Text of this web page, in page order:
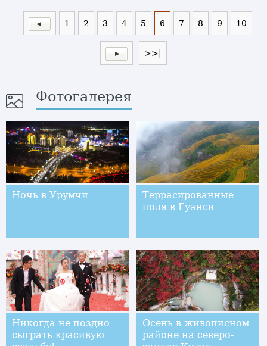
1 2 3 4 5 6 7 8 9 10
>>|
Фотогалерея
Ночь в Урумчи
Террасированные
поля в Гуанси
Никогда не поздно
сыграть красивую
Осень в живописном
районе на северо-